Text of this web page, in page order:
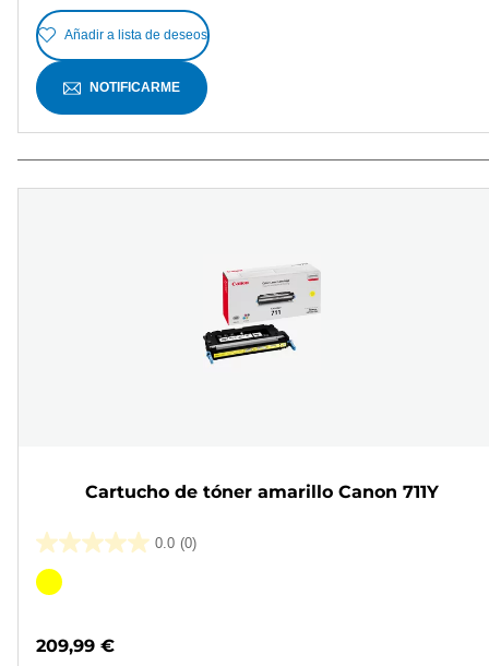
Añadir a lista de deseos
NOTIFICARME
Cartucho de tóner amarillo Canon 711Y
0.0 (0)
0.0
de
Cartucho
209,99 €